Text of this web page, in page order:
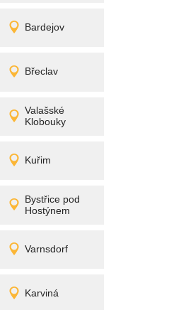
Bardejov
Detail
promítání
Břeclav
Detail
promítání
Valašské
Klobouky
Detail
promítání
Kuřim
Detail
promítání
Bystřice pod
Hostýnem
Detail
promítání
Varnsdorf
Detail
promítání
Karviná
Detail
promítání